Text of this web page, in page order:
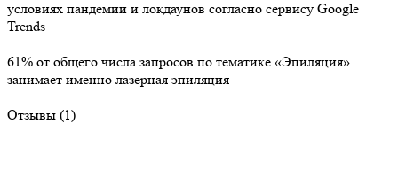
условиях пандемии и локдаунов согласно сервису Google
Trends
61% от общего числа запросов по тематике «Эпиляция»
занимает именно лазерная эпиляция
Отзывы (1)